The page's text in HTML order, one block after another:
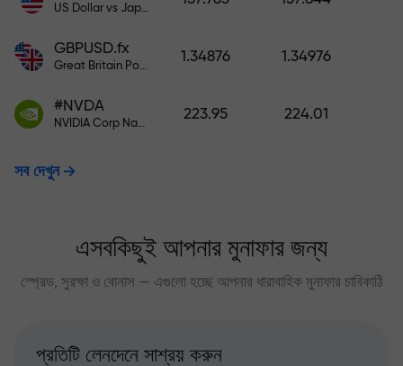
US Dollar vs Japanese Yen
GBPUSD.fx
Great Britain Pound vs US Dollar
1.34876 1.34976
#NVDA
NVIDIA Corp Nasdaq Stock Exchange (Nasdaq) USD
223.95 224.01
সব দেখুন
এসবকিছুই আপনার মুনাফার জন্য
স্প্রেড, সুরক্ষা ও বোনাস — এগুলো হচ্ছে আপনার ধারাবাহিক মুনাফার চাবিকাঠি
প্রতিটি লেনদেনে সাশ্রয় করুন